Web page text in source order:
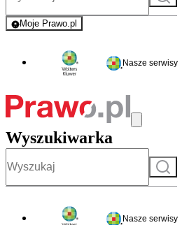
Moje Prawo.pl
- rejestracja i logowanie do serwisu
Nasze serwisy
Wyszukiwarka
Szukaj
Nasze serwisy